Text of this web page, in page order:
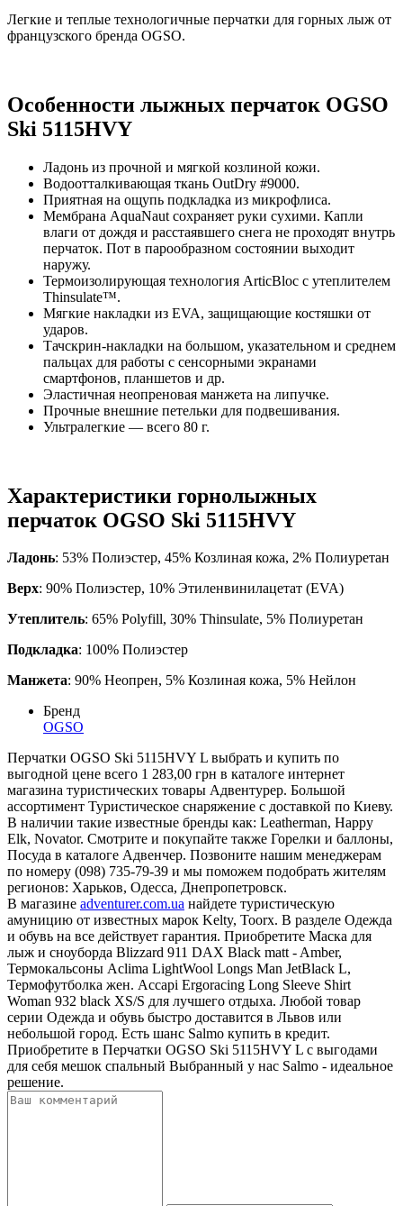
Легкие и теплые технологичные перчатки для горных лыж от
французского бренда OGSO.
Особенности лыжных перчаток OGSO
Ski 5115HVY
Ладонь из прочной и мягкой козлиной кожи.
Водоотталкивающая ткань OutDry #9000.
Приятная на ощупь подкладка из микрофлиса.
Мембрана AquaNaut сохраняет руки сухими. Капли
влаги от дождя и расстаявшего снега не проходят внутрь
перчаток. Пот в парообразном состоянии выходит
наружу.
Термоизолирующая технология ArticBloc с утеплителем
Thinsulate™.
Мягкие накладки из EVA, защищающие костяшки от
ударов.
Тачскрин-накладки на большом, указательном и среднем
пальцах для работы с сенсорными экранами
смартфонов, планшетов и др.
Эластичная неопреновая манжета на липучке.
Прочные внешние петельки для подвешивания.
Ультралегкие — всего 80 г.
Характеристики горнолыжных
перчаток OGSO Ski 5115HVY
Ладонь: 53% Полиэстер, 45% Козлиная кожа, 2% Полиуретан
Верх: 90% Полиэстер, 10% Этиленвинилацетат (EVA)
Утеплитель: 65% Polyfill, 30% Thinsulate, 5% Полиуретан
Подкладка: 100% Полиэстер
Манжета: 90% Неопрен, 5% Козлиная кожа, 5% Нейлон
Бренд
OGSO
Перчатки OGSO Ski 5115HVY L выбрать и купить по
выгодной цене всего 1 283,00 грн в каталоге интернет
магазина туристических товары Адвентурер. Большой
ассортимент Туристическое снаряжение с доставкой по Киеву.
В наличии такие известные бренды как: Leatherman, Happy
Elk, Novator. Смотрите и покупайте также Горелки и баллоны,
Посуда в каталоге Адвенчер. Позвоните нашим менеджерам
по номеру (098) 735-79-39 и мы поможем подобрать жителям
регионов: Харьков, Одесса, Днепропетровск.
В магазине adventurer.com.ua найдете туристическую
амуницию от известных марок Kelty, Toorx. В разделе Одежда
и обувь на все действует гарантия. Приобретите Маска для
лыж и сноуборда Blizzard 911 DAX Black matt - Amber,
Термокальсоны Aclima LightWool Longs Man JetBlack L,
Термофутболка жен. Accapi Ergoracing Long Sleeve Shirt
Woman 932 black XS/S для лучшего отдыха. Любой товар
серии Одежда и обувь быстро доставится в Львов или
небольшой город. Есть шанс Salmo купить в кредит.
Приобретите в Перчатки OGSO Ski 5115HVY L с выгодами
для себя мешок спальный Выбранный у нас Salmo - идеальное
решение.